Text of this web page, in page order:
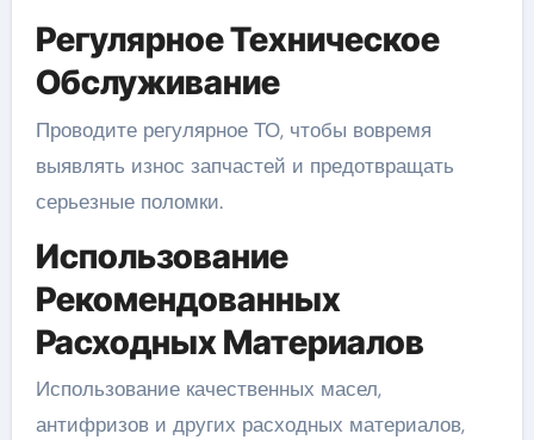
Регулярное Техническое
Обслуживание
Проводите регулярное ТО, чтобы вовремя
выявлять износ запчастей и предотвращать
серьезные поломки.
Использование
Рекомендованных
Расходных Материалов
Использование качественных масел,
антифризов и других расходных материалов,